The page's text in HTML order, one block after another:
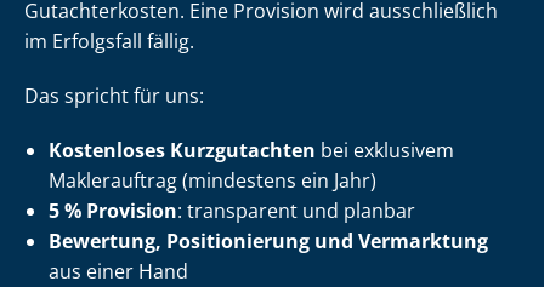
Gutachterkosten. Eine Provision wird ausschließlich
im Erfolgsfall fällig.
Das spricht für uns:
Kostenloses Kurzgutachten bei exklusivem
Maklerauftrag (mindestens ein Jahr)
5 % Provision: transparent und planbar
Bewertung, Positionierung und Vermarktung
aus einer Hand